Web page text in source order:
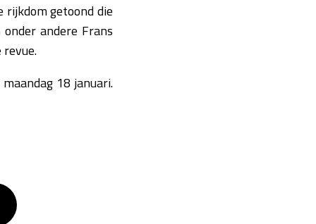
getoond die
andere Frans
revue.
18 januari.